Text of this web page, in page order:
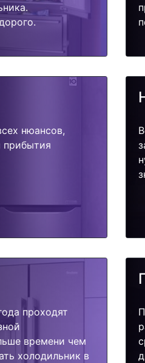
нюансов,
прибытия
проходят
времени чем
холодильник в